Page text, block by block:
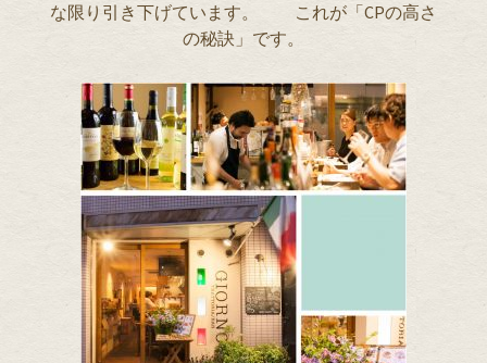
な限り引き下げています。 これが「CPの高さ
の秘訣」です。